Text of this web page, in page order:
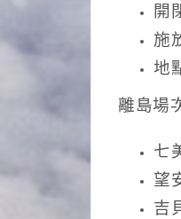
開
施
地
離島場
七
望
吉